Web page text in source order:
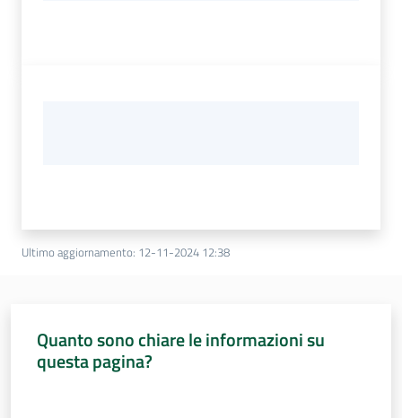
Ultimo aggiornamento: 12-11-2024 12:38
Quanto sono chiare le informazioni su
questa pagina?